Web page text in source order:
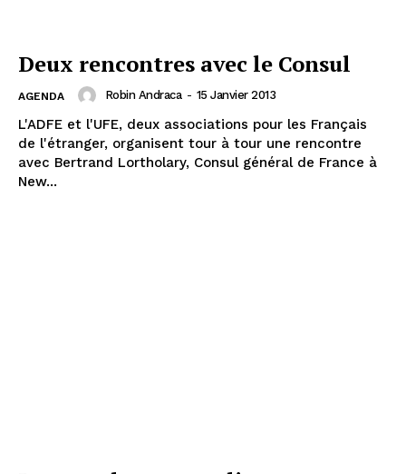
Deux rencontres avec le Consul
AGENDA Robin Andraca - 15 Janvier 2013
L'ADFE et l'UFE, deux associations pour les Français
de l'étranger, organisent tour à tour une rencontre
avec Bertrand Lortholary, Consul général de France à
New...